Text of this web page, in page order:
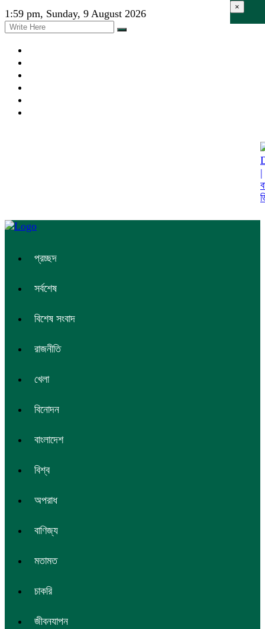
1:59 pm, Sunday, 9 August 2026
প্রচ্ছদ
সর্বশেষ
বিশেষ সংবাদ
রাজনীতি
খেলা
বিনোদন
বাংলাদেশ
বিশ্ব
অপরাধ
বাণিজ্য
মতামত
চাকরি
জীবনযাপন
×